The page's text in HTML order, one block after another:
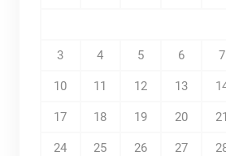
3 4 5 6 7
10 11 12 13
17 18 19 20 21
24 25 26 27